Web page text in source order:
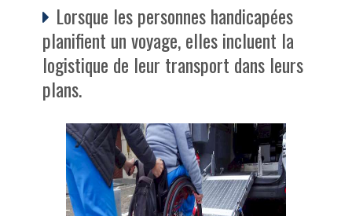
Lorsque les personnes handicapées
planifient un voyage, elles incluent la
logistique de leur transport dans leurs
plans.